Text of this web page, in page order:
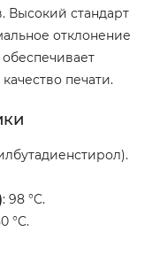
Высокий стандарт
отклонение
печати.
: 98 °C.
°C.